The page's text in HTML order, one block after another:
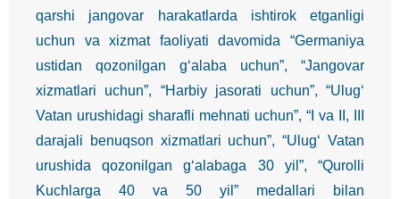
qarshi jangovar harakatlarda ishtirok etganligi
uchun va xizmat faoliyati davomida “Germaniya
ustidan qozonilgan g‘alaba uchun”, “Jangovar
xizmatlari uchun”, “Harbiy jasorati uchun”, “Ulug‘
Vatan urushidagi sharafli mehnati uchun”, “I va II, III
darajali benuqson xizmatlari uchun”, “Ulug‘ Vatan
urushida qozonilgan g‘alabaga 30 yil”, “Qurolli
Kuchlarga 40 va 50 yil” medallari bilan